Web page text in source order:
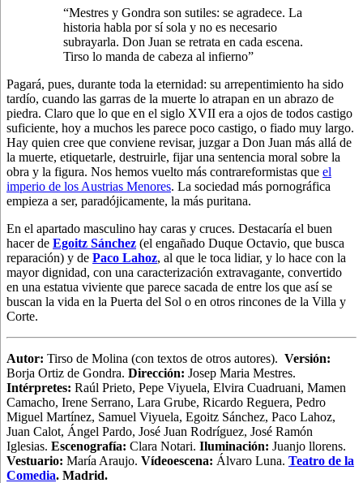
“Mestres y Gondra son sutiles: se agradece. La
historia habla por sí sola y no es necesario
subrayarla. Don Juan se retrata en cada escena.
Tirso lo manda de cabeza al infierno”
Pagará, pues, durante toda la eternidad: su arrepentimiento ha sido
tardío, cuando las garras de la muerte lo atrapan en un abrazo de
piedra. Claro que lo que en el siglo XVII era a ojos de todos castigo
suficiente, hoy a muchos les parece poco castigo, o fiado muy largo.
Hay quien cree que conviene revisar, juzgar a Don Juan más allá de
la muerte, etiquetarle, destruirle, fijar una sentencia moral sobre la
obra y la figura. Nos hemos vuelto más contrareformistas que el
imperio de los Austrias Menores. La sociedad más pornográfica
empieza a ser, paradójicamente, la más puritana.
En el apartado masculino hay caras y cruces. Destacaría el buen
hacer de Egoitz Sánchez (el engañado Duque Octavio, que busca
reparación) y de Paco Lahoz, al que le toca lidiar, y lo hace con la
mayor dignidad, con una caracterización extravagante, convertido
en una estatua viviente que parece sacada de entre los que así se
buscan la vida en la Puerta del Sol o en otros rincones de la Villa y
Corte.
Autor: Tirso de Molina (con textos de otros autores). Versión:
Borja Ortiz de Gondra. Dirección: Josep Maria Mestres.
Intérpretes: Raúl Prieto, Pepe Viyuela, Elvira Cuadruani, Mamen
Camacho, Irene Serrano, Lara Grube, Ricardo Reguera, Pedro
Miguel Martínez, Samuel Viyuela, Egoitz Sánchez, Paco Lahoz,
Juan Calot, Ángel Pardo, José Juan Rodríguez, José Ramón
Iglesias. Escenografía: Clara Notari. Iluminación: Juanjo llorens.
Vestuario: María Araujo. Vídeoescena: Álvaro Luna. Teatro de la
Comedia. Madrid.